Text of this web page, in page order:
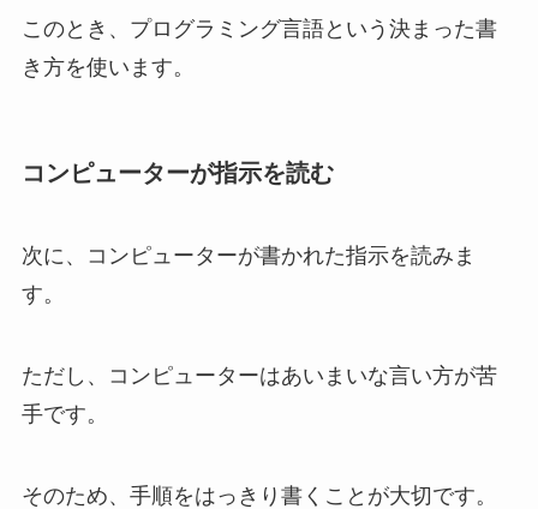
このとき、プログラミング言語という決まった書
き方を使います。
コンピューターが指示を読む
次に、コンピューターが書かれた指示を読みま
す。
ただし、コンピューターはあいまいな言い方が苦
手です。
そのため、手順をはっきり書くことが大切です。